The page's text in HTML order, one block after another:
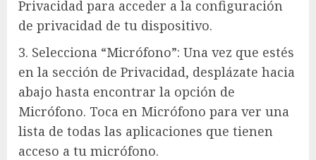
Privacidad para acceder a la configuración
de privacidad de tu dispositivo.
3. Selecciona “Micrófono”: Una vez que estés
en la sección de Privacidad, desplázate hacia
abajo hasta encontrar la opción de
Micrófono. Toca en Micrófono para ver una
lista de todas las aplicaciones que tienen
acceso a tu micrófono.